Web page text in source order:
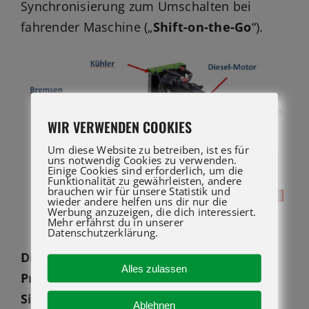
Synchronisierung zum Umschalten bei
fahrender Maschine („Shift-on-the-Go“).
Die Antriebsvariante steht für: –
Präzision – leichtgängiges Fahren –
Sicherheit – hohe Leistungen
WIR VERWENDEN COOKIES
Um diese Website zu betreiben, ist es für
uns notwendig Cookies zu verwenden.
Einige Cookies sind erforderlich, um die
Funktionalität zu gewährleisten, andere
brauchen wir für unsere Statistik und
wieder andere helfen uns dir nur die
Werbung anzuzeigen, die dich interessiert.
Mehr erfährst du in unserer
Datenschutzerklärung.
Alles zulassen
Ablehnen